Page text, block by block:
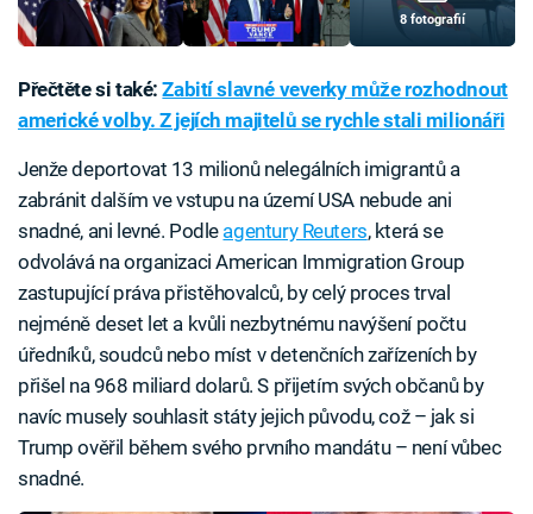
8 fotografií
Přečtěte si také:Zabití slavné veverky může rozhodnout
americké volby. Z jejích majitelů se rychle stali milionáři
Jenže deportovat 13 milionů nelegálních imigrantů a
zabránit dalším ve vstupu na území USA nebude ani
snadné, ani levné. Podle agentury Reuters, která se
odvolává na organizaci American Immigration Group
zastupující práva přistěhovalců, by celý proces trval
nejméně deset let a kvůli nezbytnému navýšení počtu
úředníků, soudců nebo míst v detenčních zařízeních by
přišel na 968 miliard dolarů. S přijetím svých občanů by
navíc musely souhlasit státy jejich původu, což – jak si
Trump ověřil během svého prvního mandátu – není vůbec
snadné.